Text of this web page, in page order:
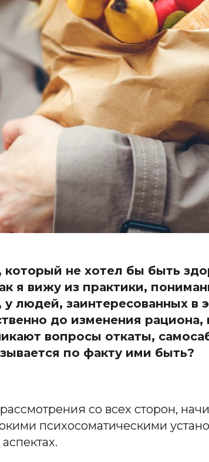
который не хотел бы быть
вижу из практики,
людей, заинтересованных в
до изменения
вопросы откаты,
по факту ими быть?
со всех сторон,
психосоматическими